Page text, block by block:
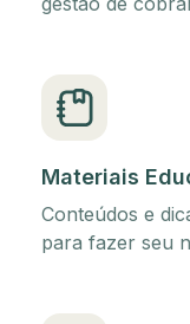
Materiais
Conteúdos e
para fazer seu